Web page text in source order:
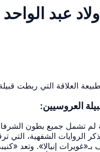
عبد الواحد
طبيعة العلاقة التي ربطت
لم تشمل جميع بطون
الروايات الشفهية،
إنيالا». وتعد